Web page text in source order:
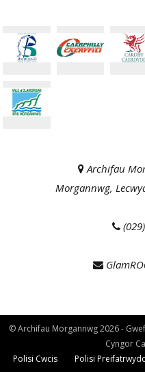
Archifau
Morgannwg,
© Archifau Morgannwg 2026 -
Cyngor
Polisi Cwcis
Polisi